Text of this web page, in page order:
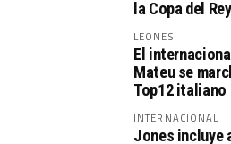
la Copa del Rey
LEONES
El
Mateu se
Top12 italiano
INTERNACIONAL
Jones incluye